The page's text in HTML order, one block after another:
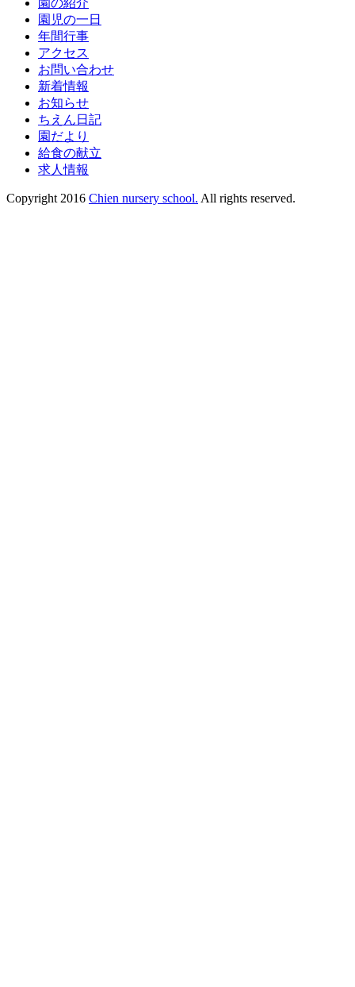
園児の一日
年間行事
アクセス
お問い合わせ
新着情報
お知らせ
ちえん日記
園だより
給食の献立
求人情報
Copyright 2016 Chien nursery school. All rights reserved.